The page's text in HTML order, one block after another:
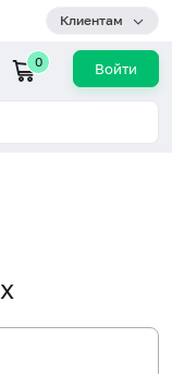
Клиентам
0 Войти